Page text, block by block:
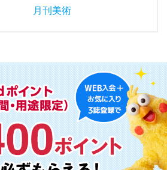
月刊美術